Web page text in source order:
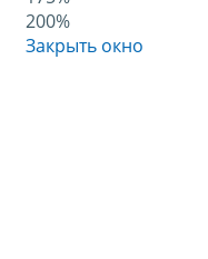
200%
Закрыть окно